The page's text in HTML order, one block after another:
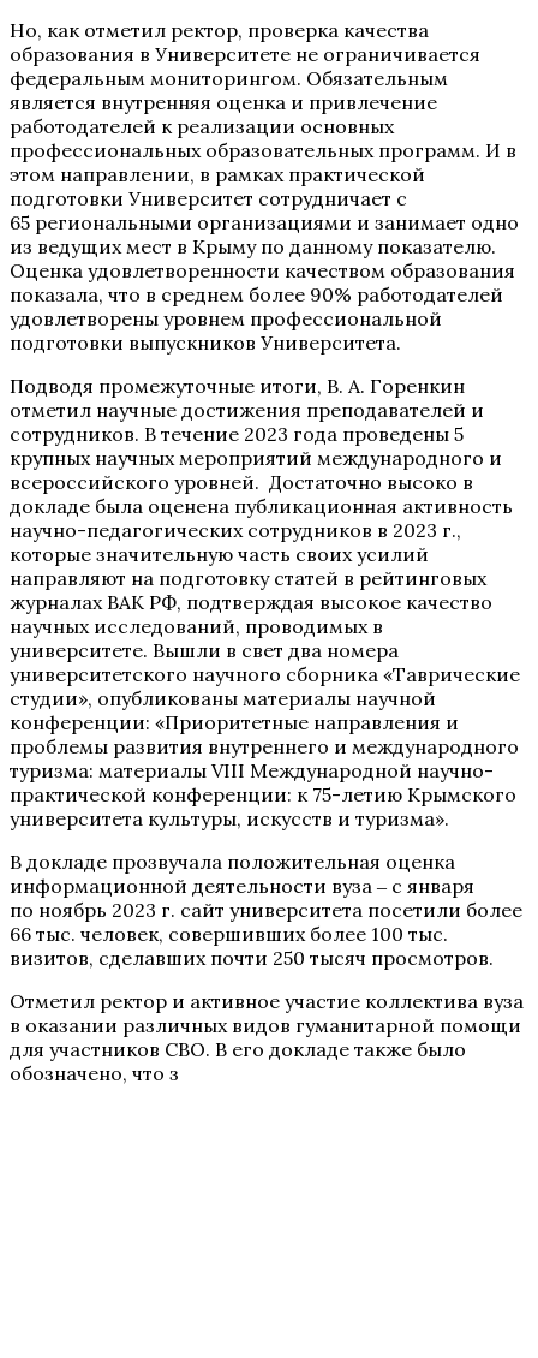
Но, как отметил ректор, проверка качества
образования в Университете не ограничивается
федеральным мониторингом. Обязательным
является внутренняя оценка и привлечение
работодателей к реализации основных
профессиональных образовательных программ. И в
этом направлении, в рамках практической
подготовки Университет сотрудничает с
65 региональными организациями и занимает одно
из ведущих мест в Крыму по данному показателю.
Оценка удовлетворенности качеством образования
показала, что в среднем более 90% работодателей
удовлетворены уровнем профессиональной
подготовки выпускников Университета.
Подводя промежуточные итоги, В. А. Горенкин
отметил научные достижения преподавателей и
сотрудников. В течение 2023 года проведены 5
крупных научных мероприятий международного и
всероссийского уровней. Достаточно высоко в
докладе была оценена публикационная активность
научно-педагогических сотрудников в 2023 г.,
которые значительную часть своих усилий
направляют на подготовку статей в рейтинговых
журналах ВАК РФ, подтверждая высокое качество
научных исследований, проводимых в
университете. Вышли в свет два номера
университетского научного сборника «Таврические
студии», опубликованы материалы научной
конференции: «Приоритетные направления и
проблемы развития внутреннего и международного
туризма: материалы VIII Международной научно-
практической конференции: к 75-летию Крымского
университета культуры, искусств и туризма».
В докладе прозвучала положительная оценка
информационной деятельности вуза ‒ с января
по ноябрь 2023 г. сайт университета посетили более
66 тыс. человек, совершивших более 100 тыс.
визитов, сделавших почти 250 тысяч просмотров.
Отметил ректор и активное участие коллектива вуза
в оказании различных видов гуманитарной помощи
для участников СВО. В его докладе также было
обозначено, что з